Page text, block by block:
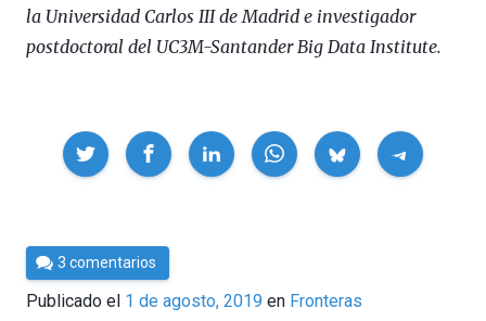
la Universidad Carlos III de Madrid e investigador
postdoctoral del UC3M-Santander Big Data Institute.
Compartir
Por
César
Tomé
3 comentarios
Publicado el 1 de agosto, 2019 en Fronteras